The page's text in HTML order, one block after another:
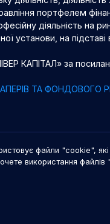
портфелем
діяльність на
установи, на підставі
КАПІТАЛ» за
ТА ФОНДОВОГО
файли "cookie", які
використання файлів